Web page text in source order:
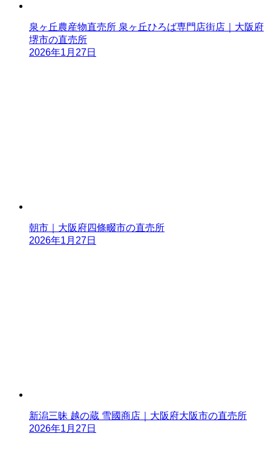
泉ヶ丘農産物直売所 泉ヶ丘ひろば専門店街店｜大阪府
堺市の直売所
2026年1月27日
朝市｜大阪府四條畷市の直売所
2026年1月27日
新潟三昧 越の蔵 雪國商店｜大阪府大阪市の直売所
2026年1月27日